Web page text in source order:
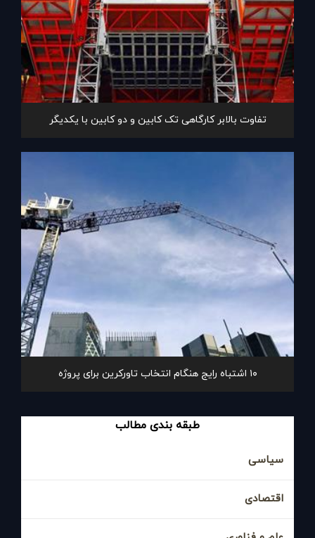
تفاوت بالابر کارگاهی تک کابین و دو کابین با یکدیگر
۱۰ اشتباه رایج هنگام انتخاب تاورکرین برای پروژه
طبقه بندی مطالب
سیاسی
اقتصادی